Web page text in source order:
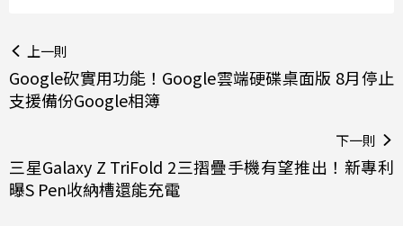
上一則
Google砍實用功能！Google雲端硬碟桌面版 8月停止
支援備份Google相簿
下一則
三星Galaxy Z TriFold 2三摺疊手機有望推出！新專利
曝S Pen收納槽還能充電